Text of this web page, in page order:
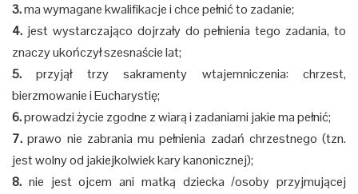
3.ma wymagane kwalifikacje i chce pełnić to zadanie;
4. jest wystarczająco dojrzały do pełnienia tego zadania, to
znaczy ukończył szesnaście lat;
5. przyjął trzy sakramenty wtajemniczenia: chrzest,
bierzmowanie i Eucharystię;
6.prowadzi życie zgodne z wiarą i zadaniami jakie ma pełnić;
7. prawo nie zabrania mu pełnienia zadań chrzestnego (tzn.
jest wolny od jakiejkolwiek kary kanonicznej);
8. nie jest ojcem ani matką dziecka /osoby przyjmującej